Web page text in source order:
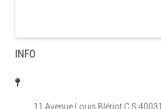
INFO
11 Avenue Louis Blériot C.S 40031